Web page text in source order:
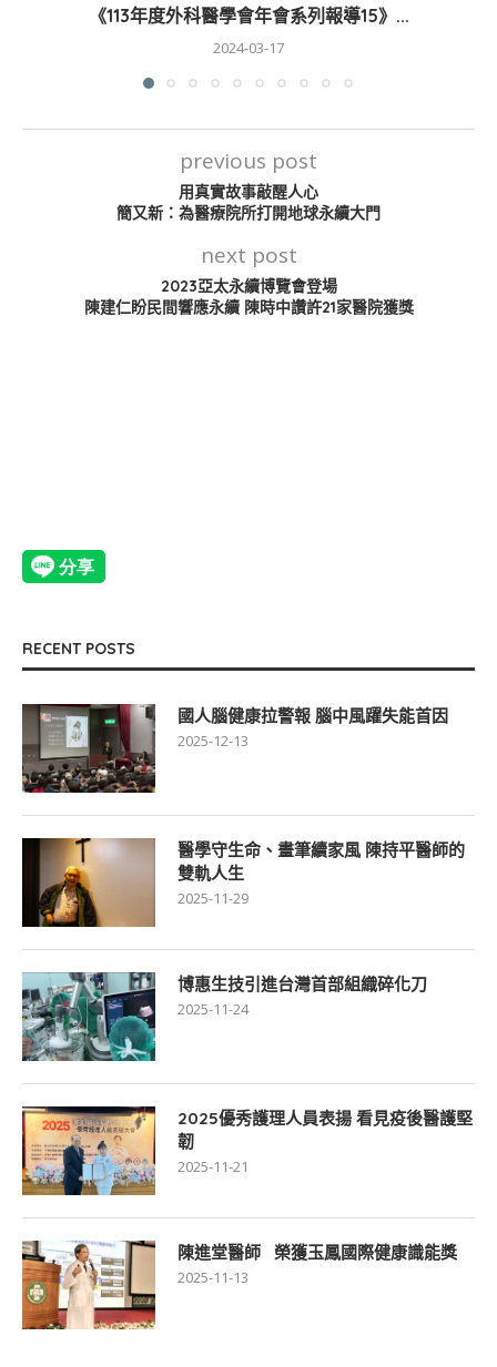
《113年度外科醫學會年會系列報導15》...
2024-03-17
previous post
用真實故事敲醒人心
簡又新：為醫療院所打開地球永續大門
next post
2023亞太永續博覽會登場
陳建仁盼民間響應永續 陳時中讚許21家醫院獲獎
RECENT POSTS
國人腦健康拉警報 腦中風躍失能首因
2025-12-13
醫學守生命、畫筆續家風 陳持平醫師的
雙軌人生
2025-11-29
博惠生技引進台灣首部組織碎化刀
2025-11-24
2025優秀護理人員表揚 看見疫後醫護堅
韌
2025-11-21
陳進堂醫師 榮獲玉鳳國際健康識能獎
2025-11-13